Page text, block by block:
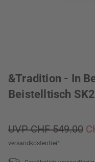
&Tradition - In
Beistelltisch
UVP CHF 549.00
versandkostenfrei*